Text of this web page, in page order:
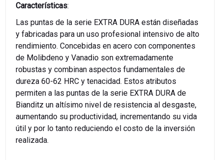
Características:
Las puntas de la serie EXTRA DURA están diseñadas
y fabricadas para un uso profesional intensivo de alto
rendimiento. Concebidas en acero con componentes
de Molibdeno y Vanadio son extremadamente
robustas y combinan aspectos fundamentales de
dureza 60-62 HRC y tenacidad. Estos atributos
permiten a las puntas de la serie EXTRA DURA de
Bianditz un altísimo nivel de resistencia al desgaste,
aumentando su productividad, incrementando su vida
útil y por lo tanto reduciendo el costo de la inversión
realizada.